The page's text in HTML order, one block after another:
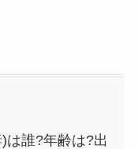
は誰?年齢は?出